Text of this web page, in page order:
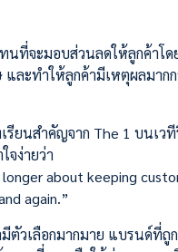
ที่จะมอบส่วนลดให้ลูกค้าโด
ละทำให้ลูกค้ามีเหตุผลมาก
ยนสำคัญจาก The 1 บนเว
จง่ายว่า
longer about keeping
again.”
ตัวเลือกมากมาย แบรนด์ที่ถู